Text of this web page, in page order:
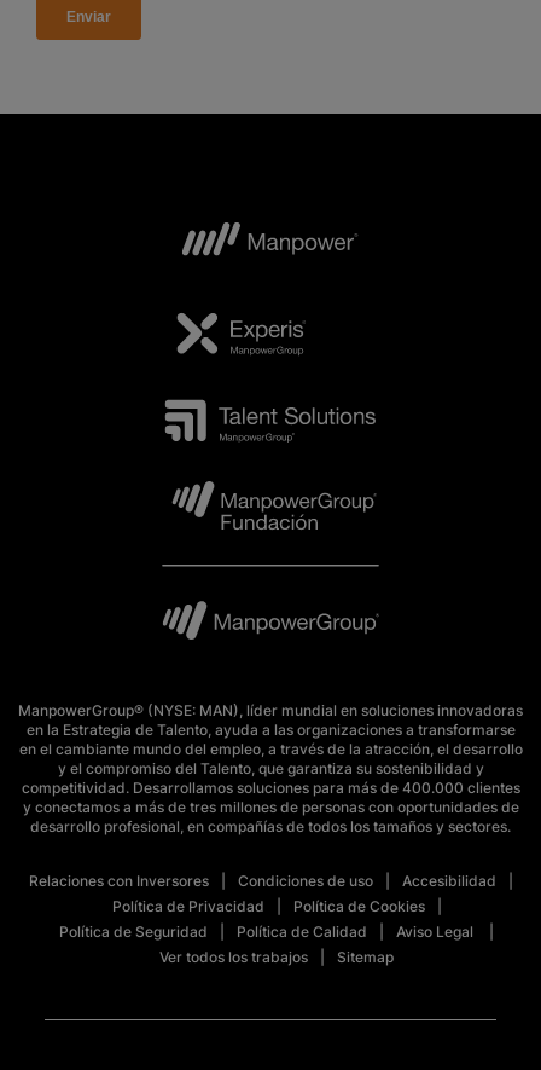
ManpowerGroup® (NYSE: MAN), líder mundial en soluciones innovadoras
en la Estrategia de Talento, ayuda a las organizaciones a transformarse
en el cambiante mundo del empleo, a través de la atracción, el desarrollo
y el compromiso del Talento, que garantiza su sostenibilidad y
competitividad. Desarrollamos soluciones para más de 400.000 clientes
y conectamos a más de tres millones de personas con oportunidades de
desarrollo profesional, en compañías de todos los tamaños y sectores.
Relaciones con Inversores Condiciones de uso
Accesibilidad
Política de Privacidad
Política de Cookies
Política de Seguridad
Política de Calidad
Aviso Legal
Ver todos los trabajos
Sitemap